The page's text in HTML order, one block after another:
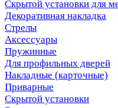
Скрытой установки для
Декоративная накладка
Стрелы
Аксессуары
Пружинные
Для профильных дверей
Накладные (карточные)
Приварные
Скрытой установки